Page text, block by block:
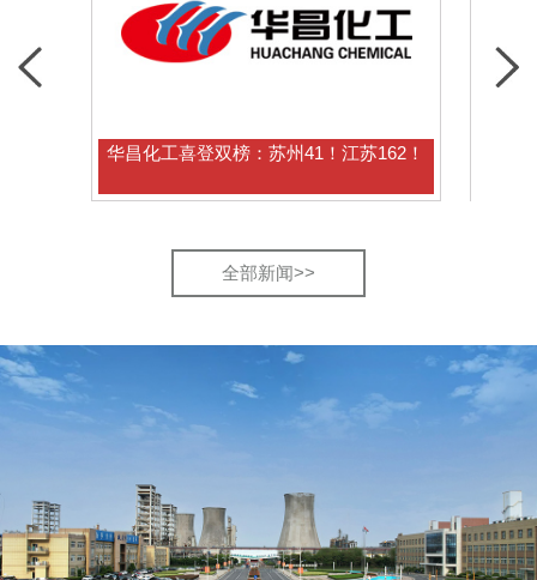
华昌化工喜登双榜：苏州41！江苏162！
全部新闻>>